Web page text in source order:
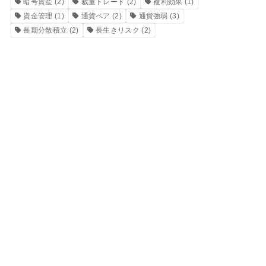
資金管理 (1) 通貨ペア (2) 通貨強弱 (3)
長期分散積立 (2) 長生きリスク (2)